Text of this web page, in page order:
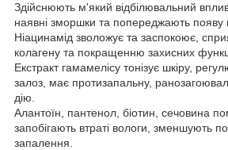
Здійснюють м'який відбілювальний
наявні зморшки та попереджають появу
Ніацинамід зволожує та заспокоює,
колагену та покращенню захисних
Екстракт гамамелісу тонізує шкіру,
залоз, має протизапальну,
дію.
Алантоїн, пантенол, біотин, сечовина
запобігають втраті вологи, зменшують
запалення.